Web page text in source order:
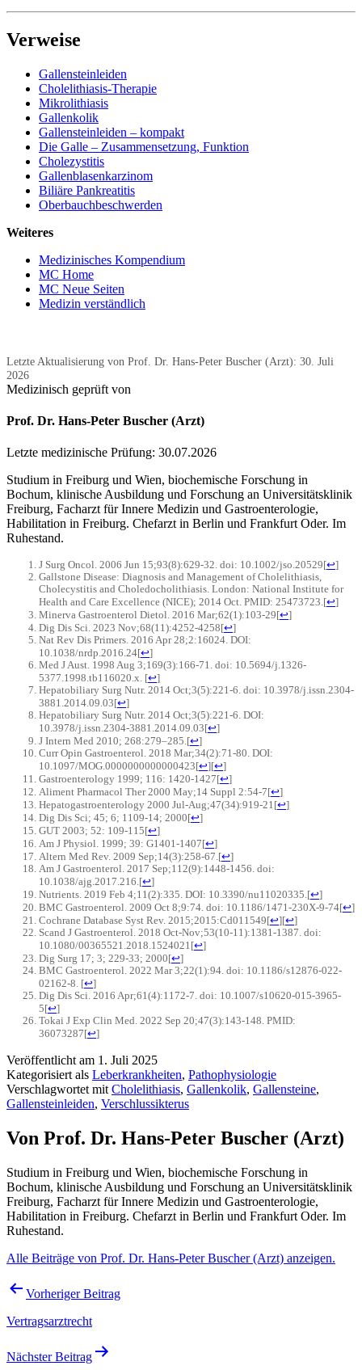
Verweise
Gallensteinleiden
Cholelithiasis-Therapie
Mikrolithiasis
Gallenkolik
Gallensteinleiden – kompakt
Die Galle – Zusammensetzung, Funktion
Cholezystitis
Gallenblasenkarzinom
Biliäre Pankreatitis
Oberbauchbeschwerden
Weiteres
Medizinisches Kompendium
MC Home
MC Neue Seiten
Medizin verständlich
Letzte Aktualisierung von Prof. Dr. Hans-Peter Buscher (Arzt): 30. Juli
2026
Medizinisch geprüft von
Prof. Dr. Hans-Peter Buscher (Arzt)
Letzte medizinische Prüfung: 30.07.2026
Studium in Freiburg und Wien, biochemische Forschung in
Bochum, klinische Ausbildung und Forschung an Universitätsklinik
Freiburg, Facharzt für Innere Medizin und Gastroenterologie,
Habilitation in Freiburg. Chefarzt in Berlin und Frankfurt Oder. Im
Ruhestand.
J Surg Oncol. 2006 Jun 15;93(8):629-32. doi: 10.1002/jso.20529 [↩]
Gallstone Disease: Diagnosis and Management of Cholelithiasis,
Cholecystitis and Choledocholithiasis. London: National Institute for
Health and Care Excellence (NICE); 2014 Oct. PMID: 25473723.[↩]
Minerva Gastroenterol Dietol. 2016 Mar;62(1):103-29 [↩]
Dig Dis Sci. 2023 Nov;68(11):4252-4258 [↩]
Nat Rev Dis Primers. 2016 Apr 28;2:16024. DOI:
10.1038/nrdp.2016.24[↩]
Med J Aust. 1998 Aug 3;169(3):166-71. doi: 10.5694/j.1326-
5377.1998.tb116020.x. [↩]
Hepatobiliary Surg Nutr. 2014 Oct;3(5):221-6. doi: 10.3978/j.issn.2304-
3881.2014.09.03 [↩]
Hepatobiliary Surg Nutr. 2014 Oct;3(5):221-6. DOI:
10.3978/j.issn.2304-3881.2014.09.03 [↩]
J Intern Med 2010; 268:279–285.[↩]
Curr Opin Gastroenterol. 2018 Mar;34(2):71-80. DOI:
10.1097/MOG.0000000000000423 [↩] [↩]
Gastroenterology 1999; 116: 1420-1427 [↩]
Aliment Pharmacol Ther 2000 May;14 Suppl 2:54-7 [↩]
Hepatogastroenterology 2000 Jul-Aug;47(34):919-21 [↩]
Dig Dis Sci; 45; 6; 1109-14; 2000 [↩]
GUT 2003; 52: 109-115 [↩]
Am J Physiol. 1999; 39: G1401-1407 [↩]
Altern Med Rev. 2009 Sep;14(3):258-67.[↩]
Am J Gastroenterol. 2017 Sep;112(9):1448-1456. doi:
10.1038/ajg.2017.216.[↩]
Nutrients. 2019 Feb 4;11(2):335. DOI: 10.3390/nu11020335.[↩]
BMC Gastroenterol. 2009 Oct 8;9:74. doi: 10.1186/1471-230X-9-74[↩]
Cochrane Database Syst Rev. 2015;2015:Cd011549 [↩] [↩]
Scand J Gastroenterol. 2018 Oct-Nov;53(10-11):1381-1387. doi:
10.1080/00365521.2018.1524021 [↩]
Dig Surg 17; 3; 229-33; 2000 [↩]
BMC Gastroenterol. 2022 Mar 3;22(1):94. doi: 10.1186/s12876-022-
02162-8. [↩]
Dig Dis Sci. 2016 Apr;61(4):1172-7. doi: 10.1007/s10620-015-3965-
5 [↩]
Tokai J Exp Clin Med. 2022 Sep 20;47(3):143-148. PMID:
36073287 [↩]
Veröffentlicht am 1. Juli 2025
Kategorisiert als Leberkrankheiten, Pathophysiologie
Verschlagwortet mit Cholelithiasis, Gallenkolik, Gallensteine,
Gallensteinleiden, Verschlussikterus
Von Prof. Dr. Hans-Peter Buscher (Arzt)
Studium in Freiburg und Wien, biochemische Forschung in
Bochum, klinische Ausbildung und Forschung an Universitätsklinik
Freiburg, Facharzt für Innere Medizin und Gastroenterologie,
Habilitation in Freiburg. Chefarzt in Berlin und Frankfurt Oder. Im
Ruhestand.
Alle Beiträge von Prof. Dr. Hans-Peter Buscher (Arzt) anzeigen.
Beitragsnavigation
Vorheriger Beitrag
Vertragsarztrecht
Nächster Beitrag